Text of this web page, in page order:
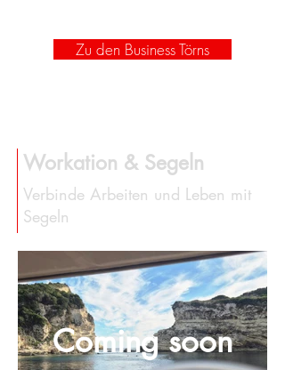
Zu den Business Törns
Workation & Segeln
Verbinde Arbeiten und Leben mit
Segeln
Coming soon